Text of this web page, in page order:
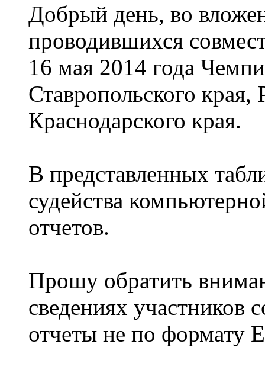
Добрый день, во
проводившихся
16 мая 2014 года
Ставропольского края,
Краснодарского края.
В представленных
судейства
отчетов.
Прошу обратить
сведениях участников
отчеты не по